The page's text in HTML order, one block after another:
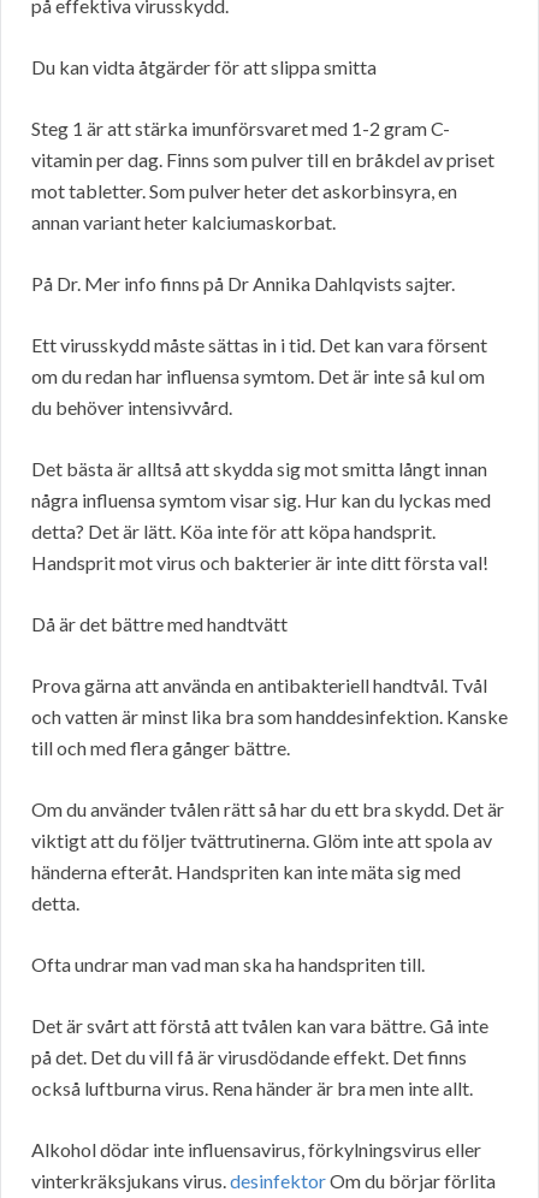
på effektiva virusskydd.
Du kan vidta åtgärder för att slippa smitta
Steg 1 är att stärka imunförsvaret med 1-2 gram C-
vitamin per dag. Finns som pulver till en bråkdel av priset
mot tabletter. Som pulver heter det askorbinsyra, en
annan variant heter kalciumaskorbat.
På Dr. Mer info finns på Dr Annika Dahlqvists sajter.
Ett virusskydd måste sättas in i tid. Det kan vara försent
om du redan har influensa symtom. Det är inte så kul om
du behöver intensivvård.
Det bästa är alltså att skydda sig mot smitta långt innan
några influensa symtom visar sig. Hur kan du lyckas med
detta? Det är lätt. Köa inte för att köpa handsprit.
Handsprit mot virus och bakterier är inte ditt första val!
Då är det bättre med handtvätt
Prova gärna att använda en antibakteriell handtvål. Tvål
och vatten är minst lika bra som handdesinfektion. Kanske
till och med flera gånger bättre.
Om du använder tvålen rätt så har du ett bra skydd. Det är
viktigt att du följer tvättrutinerna. Glöm inte att spola av
händerna efteråt. Handspriten kan inte mäta sig med
detta.
Ofta undrar man vad man ska ha handspriten till.
Det är svårt att förstå att tvålen kan vara bättre. Gå inte
på det. Det du vill få är virusdödande effekt. Det finns
också luftburna virus. Rena händer är bra men inte allt.
Alkohol dödar inte influensavirus, förkylningsvirus eller
vinterkräksjukans virus.desinfektorOm du börjar förlita